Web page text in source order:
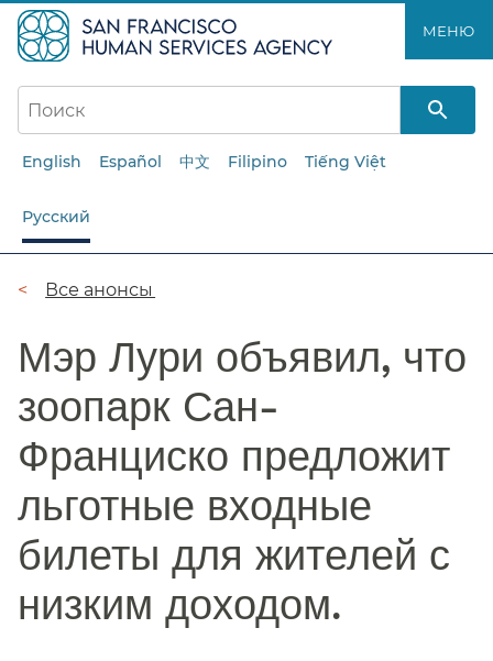
к
основному
содержанию​​
МЕНЮ​​
English Español 中文 Filipino Tiếng Việt
Русский
Цепочка
Все анонсы​​
Мэр Лури объявил, что
зоопарк Сан-
Франциско предложит
льготные входные
билеты для жителей с
низким доходом.​​